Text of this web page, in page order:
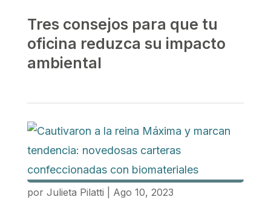
Tres consejos para que tu
oficina reduzca su impacto
ambiental
por Julieta Pilatti Ago 10, 2023